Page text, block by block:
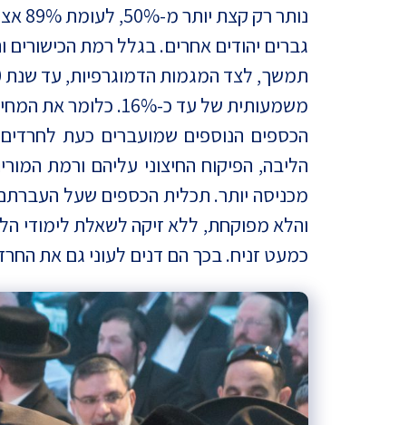
משמעותית של עד כ-16%. כלומר את המחיר נשלם כולנו.
הכספים הנוספים שמועברים כעת
הליבה, הפיקוח החיצוני עליהם ורמת
מכניסה יותר. תכלית הכספים שעל
והלא מפוקחת, ללא זיקה לשאלת לימודי
כמעט זניח. בכך הם דנים לעוני גם את